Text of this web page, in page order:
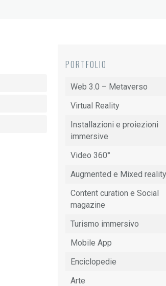
PORTFOLIO
Web 3.0 – Metaverso
Virtual Reality
Installazioni e proiezioni
immersive
Video 360°
Augmented e Mixed reality
Content curation e Social
magazine
Turismo immersivo
Mobile App
Enciclopedie
Arte